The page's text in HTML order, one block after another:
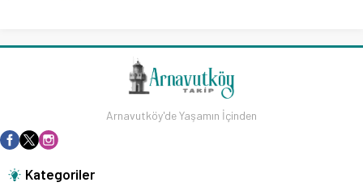
Arnavutköy'de Yaşamın İçinden
Kategoriler